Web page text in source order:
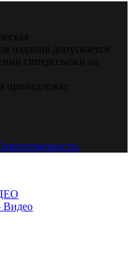
издания допускается
гиперссылки на
принадлежат